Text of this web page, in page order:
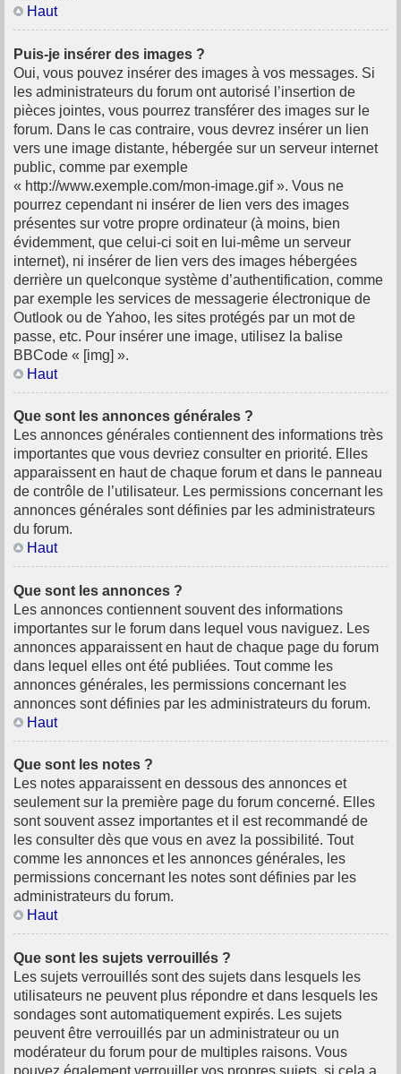
Haut
Puis-je insérer des images ?
Oui, vous pouvez insérer des images à vos messages. Si
les administrateurs du forum ont autorisé l’insertion de
pièces jointes, vous pourrez transférer des images sur le
forum. Dans le cas contraire, vous devrez insérer un lien
vers une image distante, hébergée sur un serveur internet
public, comme par exemple
« http://www.exemple.com/mon-image.gif ». Vous ne
pourrez cependant ni insérer de lien vers des images
présentes sur votre propre ordinateur (à moins, bien
évidemment, que celui-ci soit en lui-même un serveur
internet), ni insérer de lien vers des images hébergées
derrière un quelconque système d’authentification, comme
par exemple les services de messagerie électronique de
Outlook ou de Yahoo, les sites protégés par un mot de
passe, etc. Pour insérer une image, utilisez la balise
BBCode « [img] ».
Haut
Que sont les annonces générales ?
Les annonces générales contiennent des informations très
importantes que vous devriez consulter en priorité. Elles
apparaissent en haut de chaque forum et dans le panneau
de contrôle de l’utilisateur. Les permissions concernant les
annonces générales sont définies par les administrateurs
du forum.
Haut
Que sont les annonces ?
Les annonces contiennent souvent des informations
importantes sur le forum dans lequel vous naviguez. Les
annonces apparaissent en haut de chaque page du forum
dans lequel elles ont été publiées. Tout comme les
annonces générales, les permissions concernant les
annonces sont définies par les administrateurs du forum.
Haut
Que sont les notes ?
Les notes apparaissent en dessous des annonces et
seulement sur la première page du forum concerné. Elles
sont souvent assez importantes et il est recommandé de
les consulter dès que vous en avez la possibilité. Tout
comme les annonces et les annonces générales, les
permissions concernant les notes sont définies par les
administrateurs du forum.
Haut
Que sont les sujets verrouillés ?
Les sujets verrouillés sont des sujets dans lesquels les
utilisateurs ne peuvent plus répondre et dans lesquels les
sondages sont automatiquement expirés. Les sujets
peuvent être verrouillés par un administrateur ou un
modérateur du forum pour de multiples raisons. Vous
pouvez également verrouiller vos propres sujets, si cela a